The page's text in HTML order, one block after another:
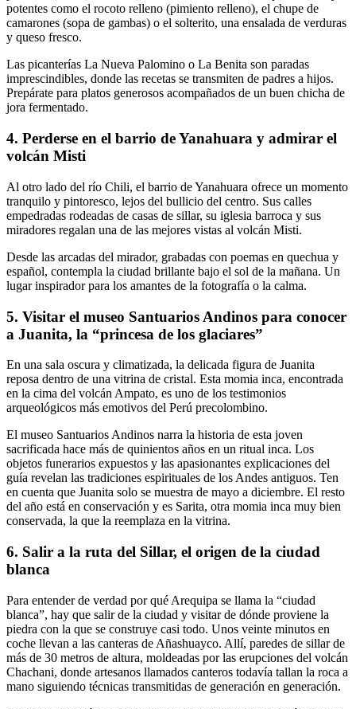
potentes como el rocoto relleno (pimiento relleno), el chupe de
camarones (sopa de gambas) o el solterito, una ensalada de verduras
y queso fresco.
Las picanterías La Nueva Palomino o La Benita son paradas
imprescindibles, donde las recetas se transmiten de padres a hijos.
Prepárate para platos generosos acompañados de un buen chicha de
jora fermentado.
4. Perderse en el barrio de Yanahuara y admirar el
volcán Misti
Al otro lado del río Chili, el barrio de Yanahuara ofrece un momento
tranquilo y pintoresco, lejos del bullicio del centro. Sus calles
empedradas rodeadas de casas de sillar, su iglesia barroca y sus
miradores regalan una de las mejores vistas al volcán Misti.
Desde las arcadas del mirador, grabadas con poemas en quechua y
español, contempla la ciudad brillante bajo el sol de la mañana. Un
lugar inspirador para los amantes de la fotografía o la calma.
5. Visitar el museo Santuarios Andinos para conocer
a Juanita, la “princesa de los glaciares”
En una sala oscura y climatizada, la delicada figura de Juanita
reposa dentro de una vitrina de cristal. Esta momia inca, encontrada
en la cima del volcán Ampato, es uno de los testimonios
arqueológicos más emotivos del Perú precolombino.
El museo Santuarios Andinos narra la historia de esta joven
sacrificada hace más de quinientos años en un ritual inca. Los
objetos funerarios expuestos y las apasionantes explicaciones del
guía revelan las tradiciones espirituales de los Andes antiguos. Ten
en cuenta que Juanita solo se muestra de mayo a diciembre. El resto
del año está en conservación y es Sarita, otra momia inca muy bien
conservada, la que la reemplaza en la vitrina.
6. Salir a la ruta del Sillar, el origen de la ciudad
blanca
Para entender de verdad por qué Arequipa se llama la “ciudad
blanca”, hay que salir de la ciudad y visitar de dónde proviene la
piedra con la que se construye casi todo. Unos veinte minutos en
coche llevan a las canteras de Añashuayco. Allí, paredes de sillar de
más de 30 metros de altura, moldeadas por las erupciones del volcán
Chachani, donde artesanos llamados canteros todavía tallan la roca a
mano siguiendo técnicas transmitidas de generación en generación.